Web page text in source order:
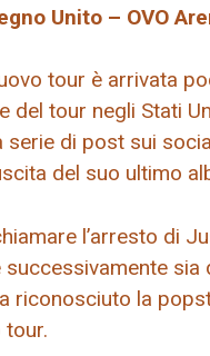
Unito – OVO
tour è arrivata
del tour negli Stati
serie di post sui
del suo ultimo
l’arresto di
sia
riconosciuto la
tour.